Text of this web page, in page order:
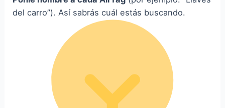
del carro”). Así sabrás cuál estás buscando.